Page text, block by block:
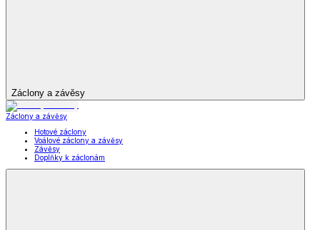
Záclony a závěsy
Záclony a závěsy
Hotové záclony
Voálové záclony a závěsy
Závěsy
Doplňky k záclonám